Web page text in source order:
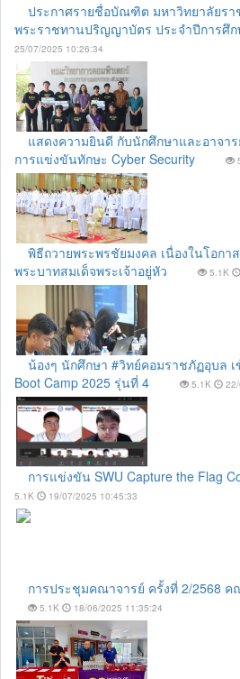
ประกาศรายชื่อบัณฑิต มหาวิทยาลัยร
พระราชทานปริญญาบัตร ประจำปีการศึ
25/07/2025 10:26:34
แสดงความยินดี กับนักศึกษาและอาจา
การแข่งขันทักษะ Cyber Security
พิธีถวายพระพรชัยมงคล เนื่องในโอก
พระบาทสมเด็จพระเจ้าอยู่หัว
5.1K
น้องๆ นักศึกษา #วิทย์คอมราชภัฏอุบล เ
Boot Camp 2025 รุ่นที่ 4
5.1K
การแข่งขัน SWU Capture the Flag
5.1K 19/07/2025 10:45:33
การประชุมคณาจารย์ ครั้งที่ 2/2568 ค
5.1K 18/06/2025 11:35:24